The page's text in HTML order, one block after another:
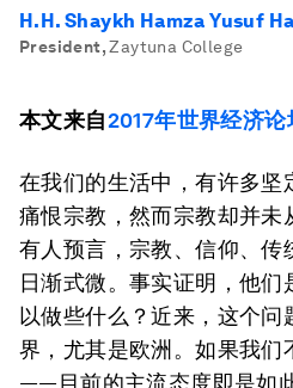
H.H. Shaykh Hamza Yusuf
President, Zaytuna College
本文来自2017年世界经济论
在我们的生活中，有许多坚
痛恨宗教，然而宗教却并未
有人预言，宗教、信仰、
日渐式微。事实证明，他
以做些什么？近来，这个
界，尤其是欧洲。如果我们
——目前的主流态度即是如